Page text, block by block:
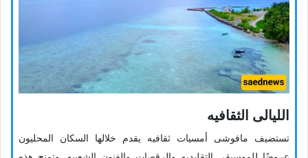
اللیالی الثقافیه
تستضیف مافوشی أمسیات ثقافیه یقدم خلالها السکان المحلیون